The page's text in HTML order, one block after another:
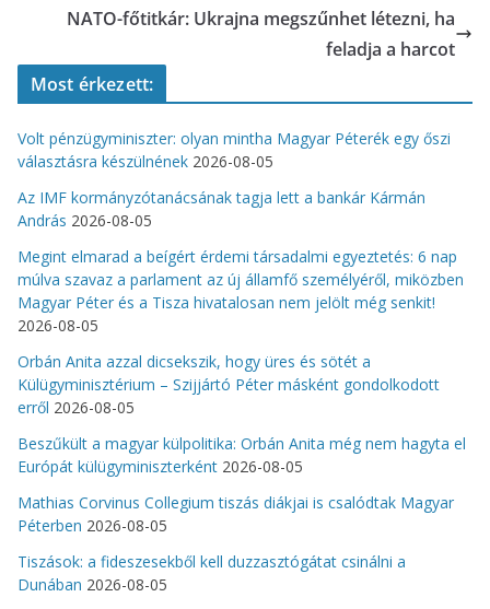
NATO-főtitkár: Ukrajna megszűnhet létezni, ha
feladja a harcot
Most érkezett:
Volt pénzügyminiszter: olyan mintha Magyar Péterék egy őszi
választásra készülnének 2026-08-05
Az IMF kormányzótanácsának tagja lett a bankár Kármán
András 2026-08-05
Megint elmarad a beígért érdemi társadalmi egyeztetés: 6 nap
múlva szavaz a parlament az új államfő személyéről, miközben
Magyar Péter és a Tisza hivatalosan nem jelölt még senkit!
2026-08-05
Orbán Anita azzal dicsekszik, hogy üres és sötét a
Külügyminisztérium – Szijjártó Péter másként gondolkodott
erről 2026-08-05
Beszűkült a magyar külpolitika: Orbán Anita még nem hagyta el
Európát külügyminiszterként 2026-08-05
Mathias Corvinus Collegium tiszás diákjai is csalódtak Magyar
Péterben 2026-08-05
Tiszások: a fideszesekből kell duzzasztógátat csinálni a
Dunában 2026-08-05